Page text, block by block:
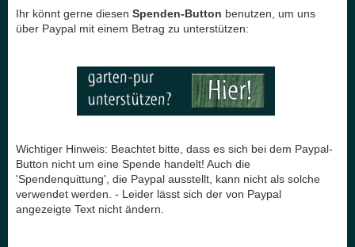
Ihr könnt gerne diesen Spenden-Button benutzen, um uns
über Paypal mit einem Betrag zu unterstützen:
Wichtiger Hinweis: Beachtet bitte, dass es sich bei dem Paypal-
Button nicht um eine Spende handelt! Auch die
'Spendenquittung', die Paypal ausstellt, kann nicht als solche
verwendet werden. - Leider lässt sich der von Paypal
angezeigte Text nicht ändern.